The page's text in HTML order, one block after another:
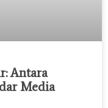
Antara
Media